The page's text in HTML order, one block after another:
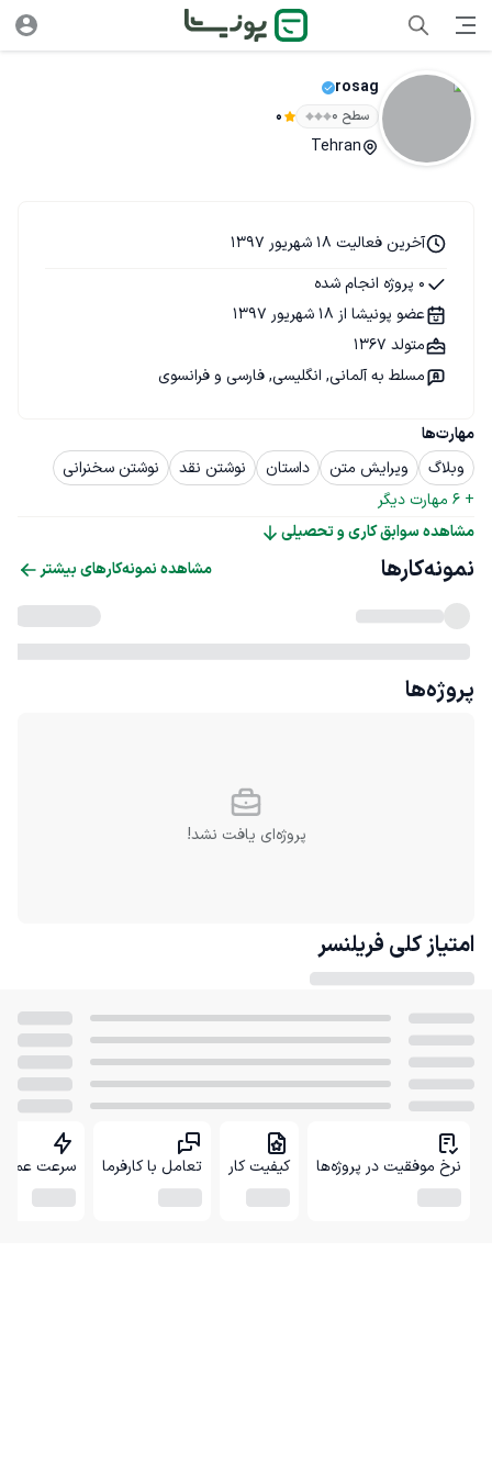
rosag
سطح ۰ 0
Tehran
مهارت‌ها
وبلاگ
ویرایش متن داستان نوشتن نقد
نوشتن سخنرانی
+
6 مهارت دیگر
مشاهده سوابق کاری و تحصیلی
آخرین فعالیت 18 شهریور 1397
0 پروژه انجام شده
عضو پونیشا از 18 شهریور 1397
متولد 1367
مسلط به آلمانی, انگلیسی, فارسی و فرانسوی
نمونه‌کارها مشاهده نمونه‌کارهای بیشتر
پروژه‌ها
پروژه‌ای یافت نشد!
امتیاز کلی فریلنسر
نرخ موفقیت در پروژه‌ها کیفیت کار تعامل با کارفرما سرعت عمل